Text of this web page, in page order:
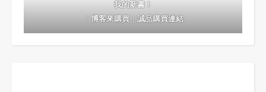
我的新書！
｜博客來購買｜誠品購買連結